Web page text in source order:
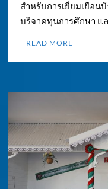
สำหรับการเยี่ยมเยือน
บริจาคทุนการศึกษา แ
READ MORE